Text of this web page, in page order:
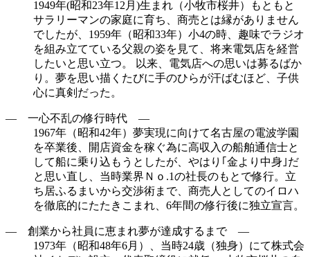
1949年(昭和23年12月)生まれ（小牧市桜井）もともと
サラリーマンの家庭に育ち、商売とは縁がありません
でしたが、1959年（昭和33年）小4の時、趣味でラジオ
を組み立てている父親の姿を見て、将来電気店を経営
したいと思い立つ。 以来、電気店への思いは募るばか
り。夢を思い描くたびに手のひらが汗ばむほど、子供
心に真剣だった。
― 一心不乱の修行時代 ―
1967年（昭和42年）夢実現に向けて名古屋の電波学園
を卒業後、開店資金を稼ぐ為に高収入の船舶通信士と
して船に乗り込もうとしたが、やはり｢金より中身｣だ
と思い直し、当時業界Ｎｏ.1の社長のもとで修行。立
ち居ふるまいから交渉術まで、商売人としてのイロハ
を徹底的にたたきこまれ、6年間の修行後に独立宣言。
― 創業から社員に恵まれ夢が達成するまで ―
1973年（昭和48年6月）、当時24歳（独身）にて株式会